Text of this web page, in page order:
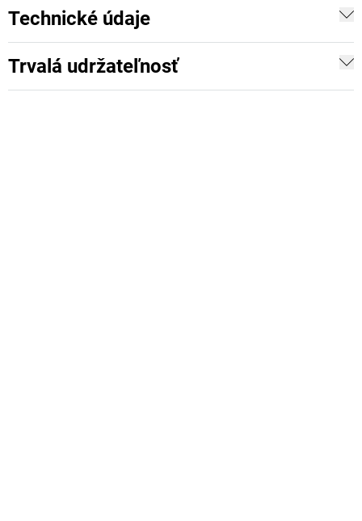
Technické údaje
Trvalá udržateľnosť